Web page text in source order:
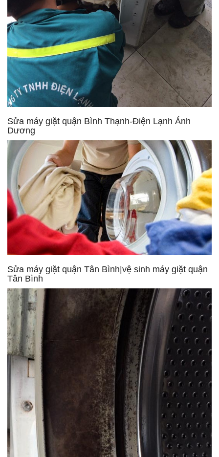
Sửa máy giặt quận Bình Thạnh-Điện Lạnh Ánh
Dương
Sửa máy giặt quận Tân Bình|vệ sinh máy giặt quận
Tân Bình